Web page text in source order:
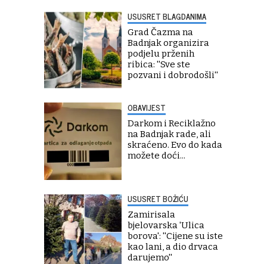
USUSRET BLAGDANIMA
Grad Čazma na
Badnjak organizira
podjelu prženih
ribica: ''Sve ste
pozvani i dobrodošli''
OBAVIJEST
Darkom i Reciklažno
na Badnjak rade, ali
skraćeno. Evo do kada
možete doći...
USUSRET BOŽIĆU
Zamirisala
bjelovarska 'Ulica
borova': ''Cijene su iste
kao lani, a dio drvaca
darujemo''